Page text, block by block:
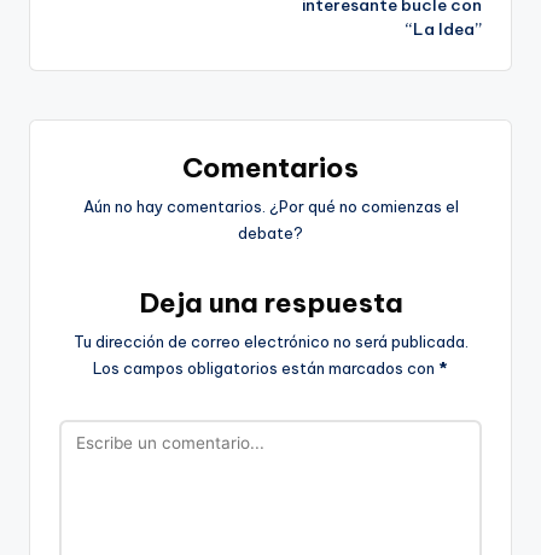
interesante bucle con
“La Idea”
Comentarios
Aún no hay comentarios. ¿Por qué no comienzas el
debate?
Deja una respuesta
Tu dirección de correo electrónico no será publicada.
Los campos obligatorios están marcados con *